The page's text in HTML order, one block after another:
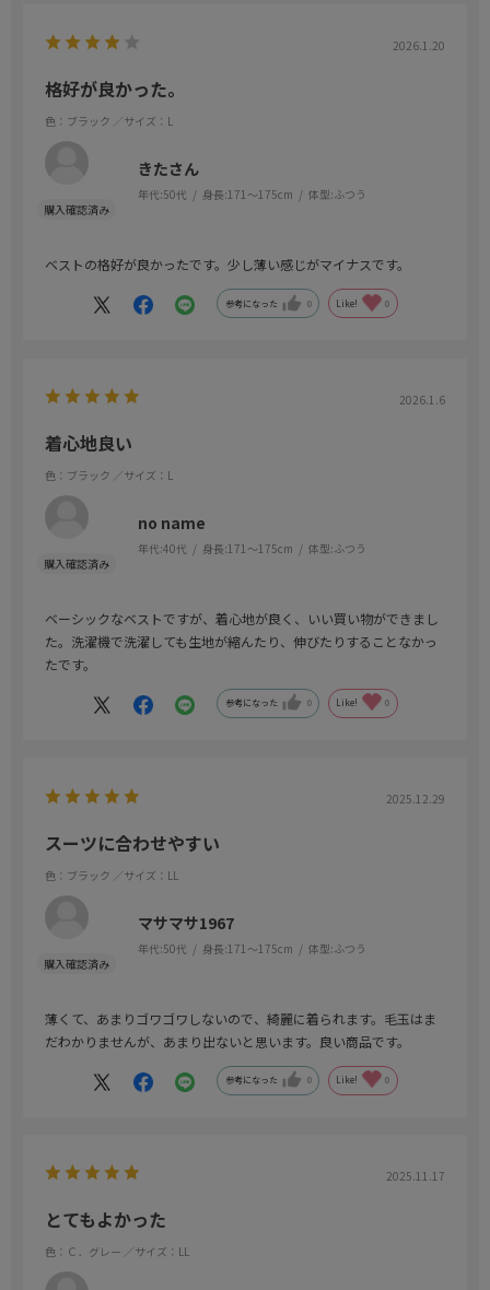
2026.1.20
格好が良かった。
色：ブラック ／サイズ：L
きたさん
年代:50代 身長:171～175cm 体型:ふつう
ベストの格好が良かったです。少し薄い感じがマイナスです。
参考になった 0 Like! 0
2026.1.6
着心地良い
色：ブラック ／サイズ：L
no name
年代:40代 身長:171～175cm 体型:ふつう
ベーシックなベストですが、着心地が良く、いい買い物ができまし
た。洗濯機で洗濯しても生地が縮んたり、伸びたりすることなかっ
たです。
参考になった 0 Like! 0
2025.12.29
スーツに合わせやすい
色：ブラック ／サイズ：LL
マサマサ1967
年代:50代 身長:171～175cm 体型:ふつう
薄くて、あまりゴワゴワしないので、綺麗に着られます。毛玉はま
だわかりませんが、あまり出ないと思います。良い商品です。
参考になった 0 Like! 0
2025.11.17
とてもよかった
色：Ｃ．グレー ／サイズ：LL